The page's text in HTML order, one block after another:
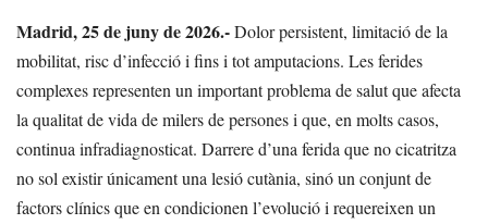
Madrid, 25 de juny de 2026.-Dolor persistent, limitació de la
mobilitat, risc d’infecció i fins i tot amputacions. Les ferides
complexes representen un important problema de salut que afecta
la qualitat de vida de milers de persones i que, en molts casos,
continua infradiagnosticat. Darrere d’una ferida que no cicatritza
no sol existir únicament una lesió cutània, sinó un conjunt de
factors clínics que en condicionen l’evolució i requereixen un